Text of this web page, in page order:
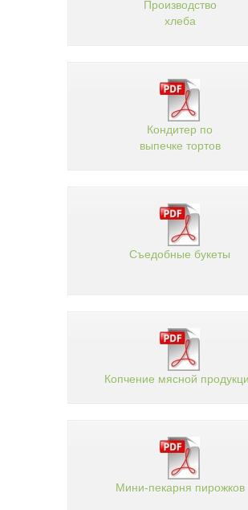
Производство
хлеба
Кондитер по
выпечке тортов
Съедобные букеты
Копчение мясной
Мини-пекарня пирожков